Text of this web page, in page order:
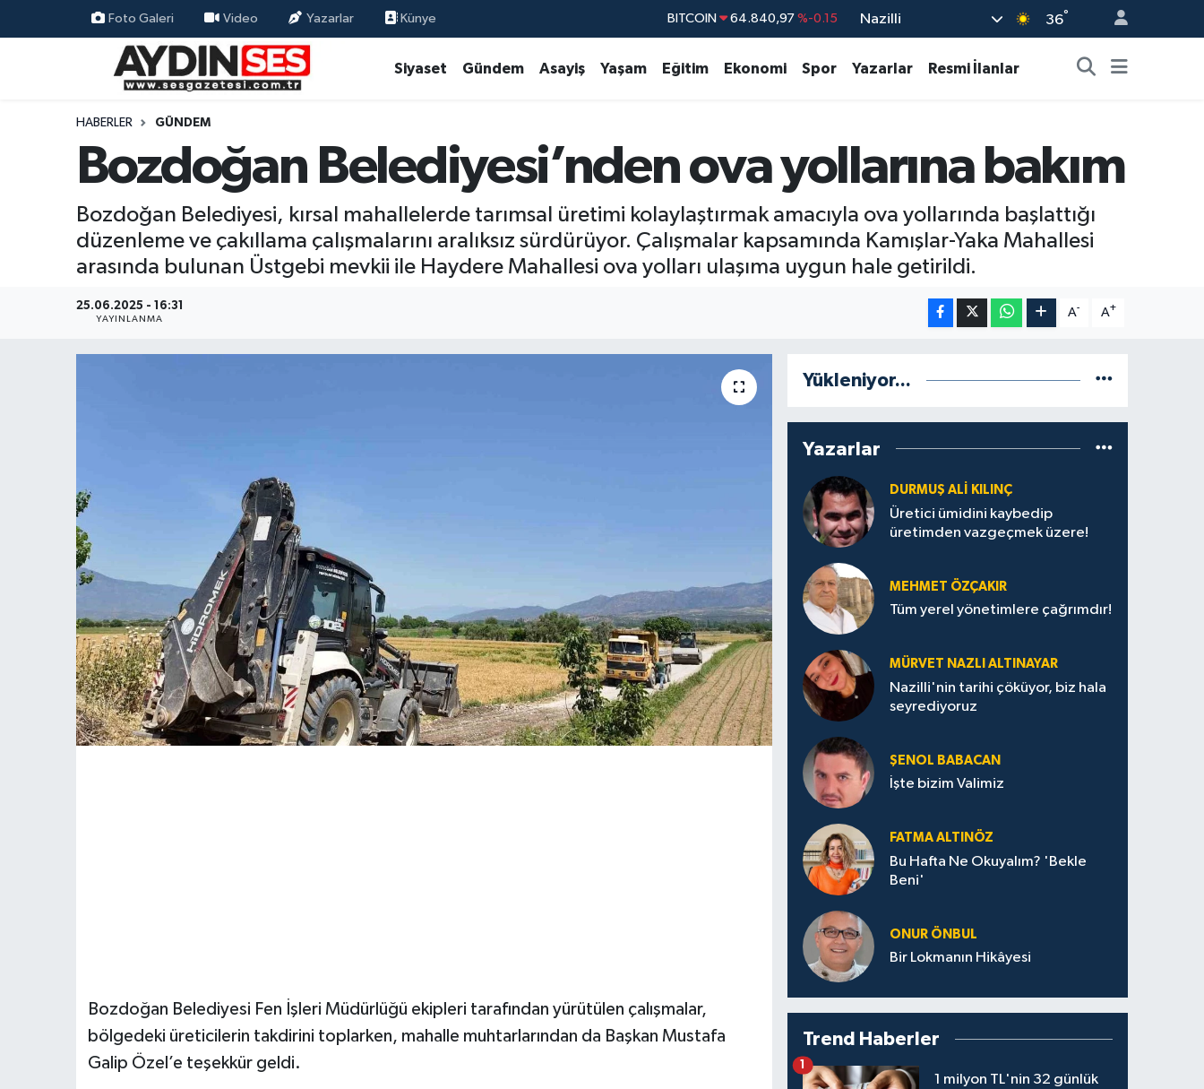
Foto Galeri Video Yazarlar Künye DOLAR 47,7436 %0.18 Nazilli 36°
Siyaset Gündem Asayiş Yaşam Eğitim Ekonomi Spor Yazarlar Resmi İlanlar
HABERLER GÜNDEM
Bozdoğan Belediyesi’nden ova yollarına bakım
Bozdoğan Belediyesi, kırsal mahallelerde tarımsal üretimi kolaylaştırmak amacıyla ova yollarında başlattığı
düzenleme ve çakıllama çalışmalarını aralıksız sürdürüyor. Çalışmalar kapsamında Kamışlar-Yaka Mahallesi
arasında bulunan Üstgebi mevkii ile Haydere Mahallesi ova yolları ulaşıma uygun hale getirildi.
25.06.2025 - 16:31
YAYINLANMA
A- A+
Bozdoğan Belediyesi Fen İşleri Müdürlüğü ekipleri tarafından yürütülen çalışmalar,
bölgedeki üreticilerin takdirini toplarken, mahalle muhtarlarından da Başkan Mustafa
Galip Özel’e teşekkür geldi.
Yükleniyor...
Yazarlar
DURMUŞ ALI KILINÇ
Üretici ümidini kaybedip
üretimden vazgeçmek üzere!
MEHMET ÖZÇAKIR
Tüm yerel yönetimlere çağrımdır!
MÜRVET NAZLI ALTINAYAR
Nazilli'nin tarihi çöküyor, biz hala
seyrediyoruz
ŞENOL BABACAN
İşte bizim Valimiz
FATMA ALTINÖZ
Bu Hafta Ne Okuyalım? 'Bekle
Beni'
ONUR ÖNBUL
Bir Lokmanın Hikâyesi
Trend Haberler
1 milyon TL'nin 32 günlük
1
Siyaset
Ekonomi
Yaşam
Aydın Nöbetçi Eczaneler
Aydın Hava Durumu
Aydin Namaz Vakitleri
Aydın Trafik Yoğunluk Haritası
Süper Lig Puan Durumu ve Fikstür